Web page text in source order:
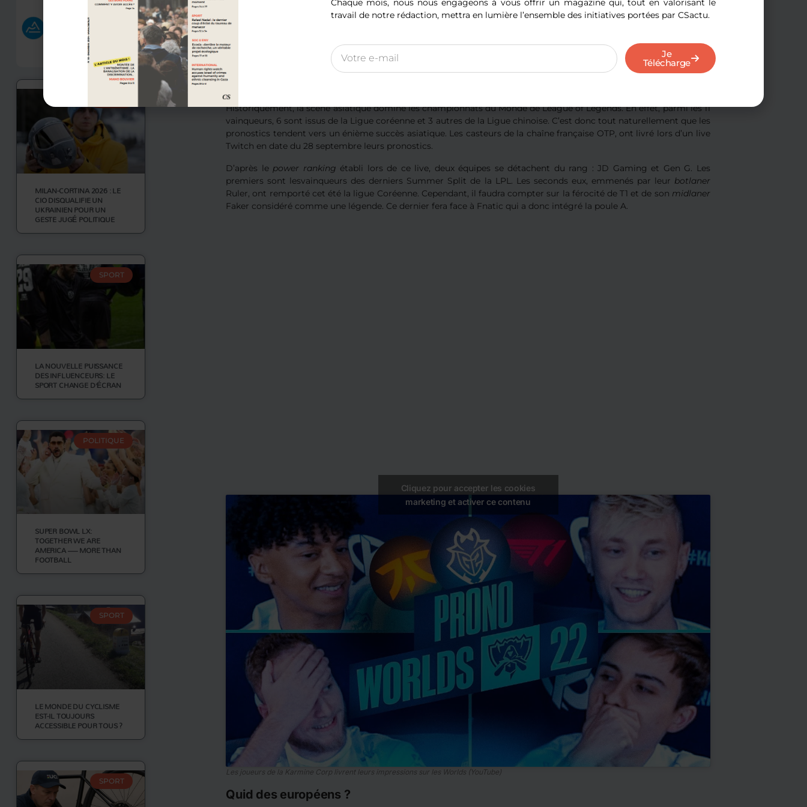
MILAN-CORTINA 2026 : LE
CIO DISQUALIFIE UN
UKRAINIEN POUR UN
GESTE JUGÉ POLITIQUE
SPORT
LA NOUVELLE PUISSANCE
DES INFLUENCEURS: LE
SPORT CHANGE D’ÉCRAN
POLITIQUE
SUPER BOWL LX:
TOGETHER WE ARE
AMERICA — MORE THAN
FOOTBALL
SPORT
LE MONDE DU CYCLISME
EST-IL TOUJOURS
ACCESSIBLE POUR TOUS ?
SPORT
Dans le groupe B, c’est l’équipe coréenne de DRX qui a été reçue « 5 sur 5 ». Elle rejoint donc ses compatriotes de
équipe a rejoindre le
Main Event
est l’équipe chinoise RNG après avoir renversé la seule équipe japonaise du tournoi
Les favoris de la compétition
Historiquement, la scène asiatique domine les championnats du Monde de League of Legends. En effet, parmi les 11
vainqueurs, 6 sont issus de la Ligue coréenne et 3 autres de la Ligue chinoise. C’est donc tout naturellement que les
pronostics tendent vers un énième succès asiatique. Les casteurs de la chaîne française OTP, ont livré lors d’un live
Twitch en date du 28 septembre leurs pronostics.
D’après le power ranking établi lors de ce live, deux équipes se détachent du rang : JD Gaming et Gen G. Les
premiers sont lesvainqueurs des derniers Summer Split de la LPL. Les seconds eux, emmenés par leur botlaner
Ruler, ont remporté cet été la ligue Coréenne. Cependant, il faudra compter sur la férocité de T1 et de son midlaner
Faker considéré comme une légende. Ce dernier fera face à Fnatic qui a donc intégré la poule A.
Cliquez pour accepter les cookies
marketing et activer ce contenu
Les joueurs de la Karmine Corp livrent leurs impressions sur les Worlds (YouTube)
Quid des européens ?
Chaque mois, nous nous engageons à vous offrir un magazine qui, tout en valorisant le
travail de notre rédaction, mettra en lumière l’ensemble des initiatives portées par CSactu.
Je
Télécharge